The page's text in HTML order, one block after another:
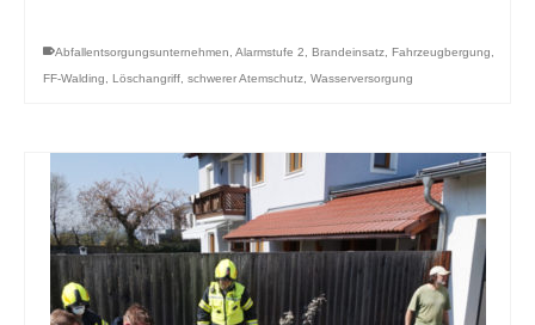
Abfallentsorgungsunternehmen Alarmstufe 2 Brandeinsatz Fahrzeugbergung
FF-Walding
Löschangriff schwerer Atemschutz Wasserversorgung